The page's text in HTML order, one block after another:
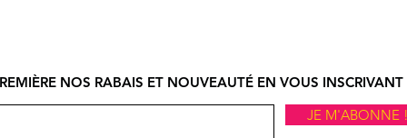
NOS RABAIS ET NOUVEAUTÉ EN VOUS
JE M'ABONNE